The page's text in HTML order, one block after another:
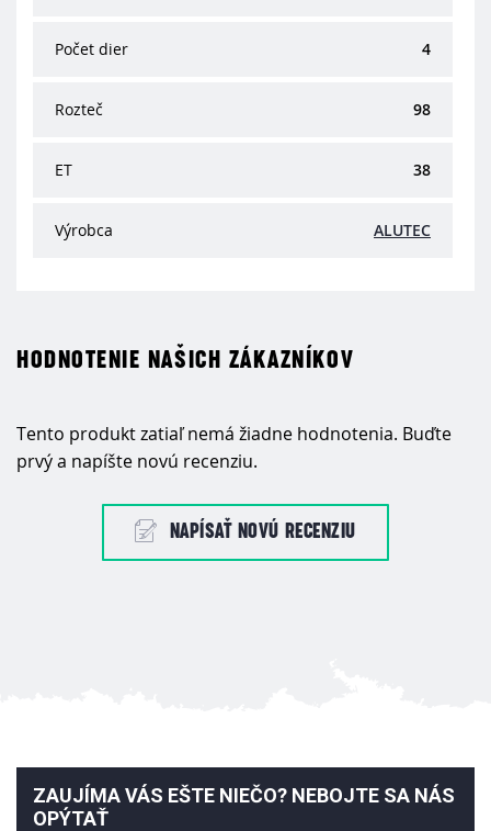
Počet dier 4
Rozteč 98
ET 38
Výrobca ALUTEC
HODNOTENIE NAŠICH ZÁKAZNÍKOV
Tento produkt zatiaľ nemá žiadne hodnotenia. Buďte
prvý a napíšte novú recenziu.
NAPÍSAŤ NOVÚ RECENZIU
ZAUJÍMA VÁS EŠTE NIEČO? NEBOJTE SA NÁS
OPÝTAŤ